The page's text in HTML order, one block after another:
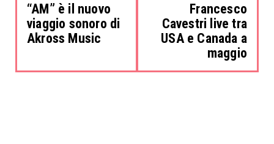
“AM” è il nuovo
viaggio sonoro di
Akross Music
Francesco
Cavestri live tra
USA e Canada a
maggio